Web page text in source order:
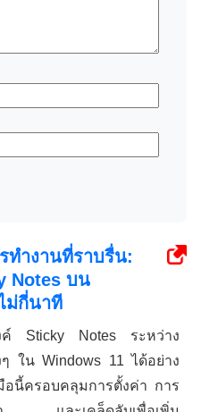
ทำงานที่ราบรื่น:
Notes บน
ม่กี่นาที
ค์ Sticky Notes ระหว่าง
ใน ​​Windows 11 ได้อย่าง
อนี้ครอบคลุมการตั้งค่า การ